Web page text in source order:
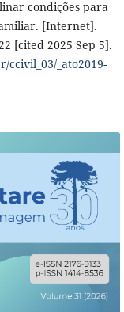
condições para
[Internet].
[cited 2025 Sep 5].
_ato2019-